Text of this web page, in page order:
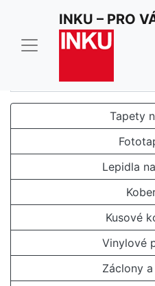
Pro optimální funkci našich
Užíváním stránek inku.cz
používáním.
Rozumím a
INKU – PRO
Tapety
Lepidla
Kusové
Vinylové
Záclony